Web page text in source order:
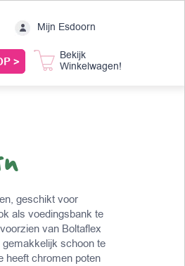
Mijn Esdoorn
>
Bekijk
Winkelwagen!
geschikt voor
als voedingsbank te
van Boltaflex
schoon te
heeft chromen poten